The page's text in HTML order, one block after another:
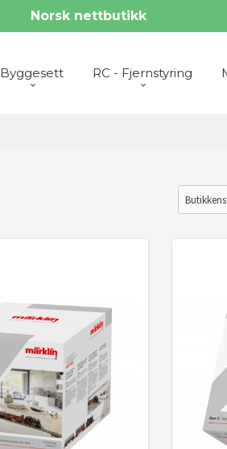
Norsk nettbutikk
Byggesett RC - Fjernstyring